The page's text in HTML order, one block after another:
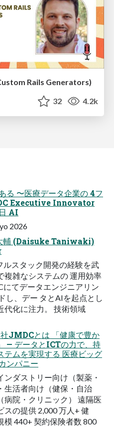
Rails Generators)
32 4.2k
る 〜医療データ企業の 4フ
Executive Innovator
AI
2026
輔 (Daisuke Taniwaki)
ルスタック開発の経験を武
複雑なシステムの 運用効率
てデータエンジニアリン
し、デー タとAIを起点とし
代化に注力。 技術領域
JMDCとは 「健康で豊か
— データとICTの力で、持
テムを実現する 医療ビッグ
ンパニー
ダストリー向け（製薬・
生活者向け（健保・自治
病院・クリニック） 遠隔医
の提供 2,000 万人+ 健
模 440+ 契約保険者数 800